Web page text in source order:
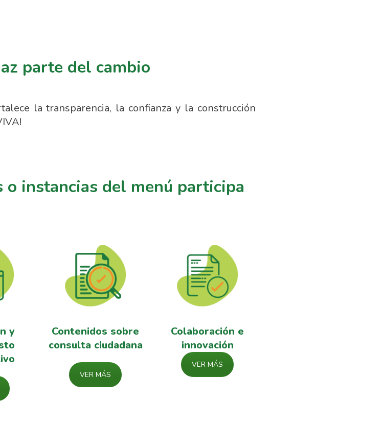
parte del cambio
la transparencia, la confianza y la construcción
o instancias del menú participa
y
Contenidos sobre
consulta ciudadana
VER MÁS
Colaboración e
innovación
VER MÁS